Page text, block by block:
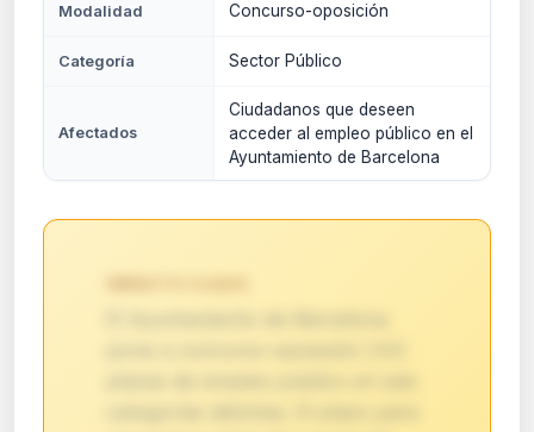
Modalidad Concurso-oposición
Categoría Sector Público
Afectados
Ciudadanos que deseen
acceder al empleo público en el
Ayuntamiento de Barcelona